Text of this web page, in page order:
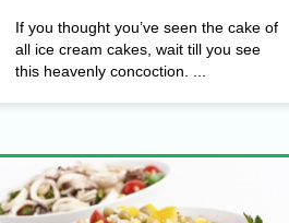
If you thought you’ve seen the cake of
all ice cream cakes, wait till you see
this heavenly concoction. ...